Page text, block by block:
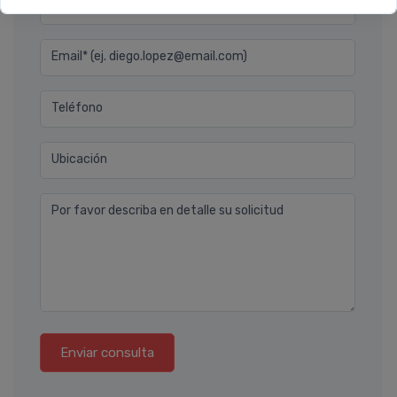
Email* (ej. diego.lopez@email.com)
Teléfono
Ubicación
Por favor describa en detalle su solicitud
Enviar consulta